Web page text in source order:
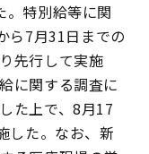
。特別給等に関
ら7月31日までの
先行して実施
に関する調査に
た上で、8月17
した。なお、新